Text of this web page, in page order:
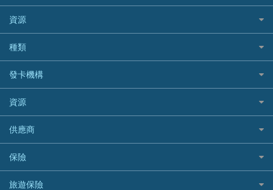
稅季/稅務貸款
網上貸款
結餘轉戶(清卡數貸款)
銀行貸款
財務公司貸款
免入息貸款
免TU貸款
急借錢
緊急貸款比較
BEA 東亞銀行
BOC 中國銀行
Cashing Pro 優尚信貸
CCB(Asia) 中國建設銀行 (亞洲)
Citibank 花旗銀行
CNCBI 信銀國際
CreFIT 維信
DBS 星展銀行
DSB 大新銀行
資源
如何申請個人貸款
如何管理個人貸款
個人貸款有用資訊
清卡數貸款教學
循環貸款教學
個人化貸款產品推介 🔥全新
債務重組一覽
供樓利息扣稅
最佳貸款app
種類
網購優惠
精選外幣網購信用卡
尊尚信用卡
公司信用卡
電子錢包信用卡
日本遊信用卡攻略
韓國遊信用卡攻略
發卡機構
Citibank花旗銀行
AE美國運通
DBS星展銀行
HSBC滙豐銀行
Mox
資源
Black Friday優惠
淘寶付款方式
一田購物優惠日
SOGO感謝祭
供應商
八達通自動增值信用卡
保險
旅遊保險
旅遊保險